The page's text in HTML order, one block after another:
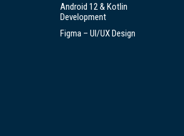
Android 12 & Kotlin
Development
Figma – UI/UX Design